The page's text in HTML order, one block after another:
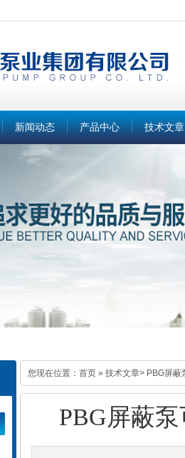
新闻动态 产品中心 技术文章
您现在位置： 首页 » 技术文章> PBG屏蔽
PBG屏蔽